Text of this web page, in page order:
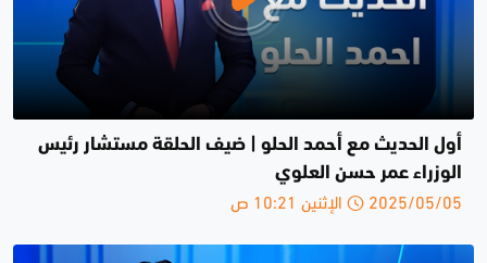
أول الحديث مع أحمد الحلو | ضيف الحلقة مستشار رئيس
الوزراء عمر حسن العلوي
2025/05/05 الإثنين 10:21 ص